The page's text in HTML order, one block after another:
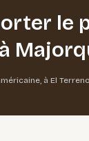
le
à El